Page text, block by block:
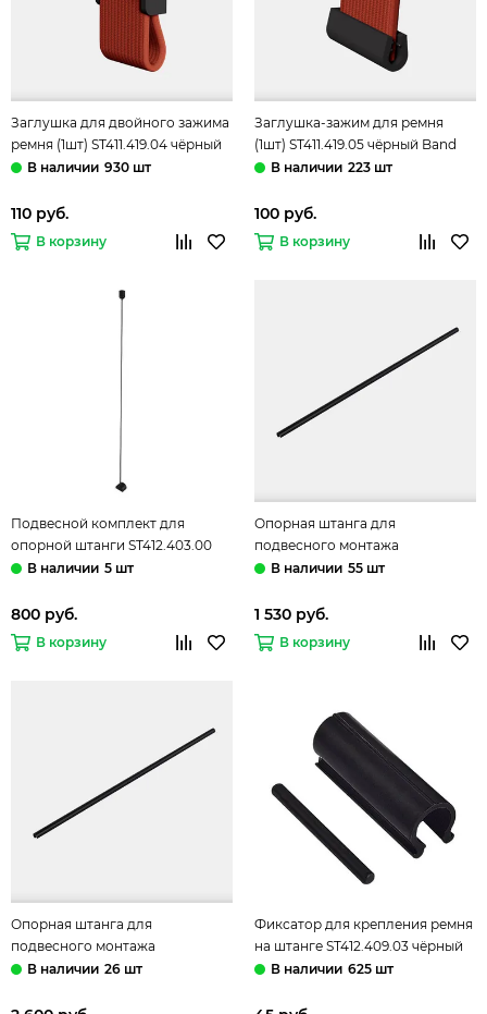
Заглушка для двойного зажима
ремня (1шт) ST411.419.04 чёрный
Band ST-Luce 930 шт
110 руб.
В корзину
Заглушка-зажим для ремня
(1шт) ST411.419.05 чёрный Band
ST-Luce
223 шт
100 руб.
В корзину
Подвесной комплект для
опорной штанги ST412.403.00
чёрный Band ST-Luce
5 шт
800 руб.
В корзину
Опорная штанга для
подвесного монтажа
ST412.409.01 чёрный Band ST-
55 шт
1 530 руб.
В корзину
Опорная штанга для
подвесного монтажа
ST412.409.02 чёрный Band ST-
26 шт
Фиксатор для крепления ремня
на штанге ST412.409.03 чёрный
Band ST-Luce 625 шт